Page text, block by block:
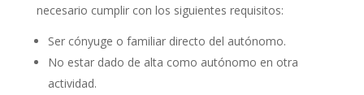
necesario cumplir con los siguientes requisitos:
Ser cónyuge o familiar directo del autónomo.
No estar dado de alta como autónomo en otra
actividad.